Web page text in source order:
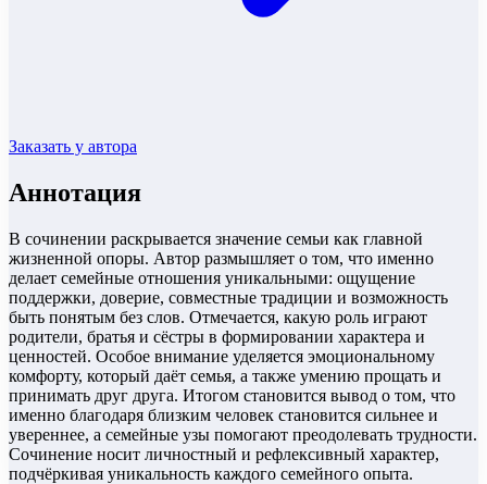
Заказать у автора
Аннотация
В сочинении раскрывается значение семьи как главной
жизненной опоры. Автор размышляет о том, что именно
делает семейные отношения уникальными: ощущение
поддержки, доверие, совместные традиции и возможность
быть понятым без слов. Отмечается, какую роль играют
родители, братья и сёстры в формировании характера и
ценностей. Особое внимание уделяется эмоциональному
комфорту, который даёт семья, а также умению прощать и
принимать друг друга. Итогом становится вывод о том, что
именно благодаря близким человек становится сильнее и
увереннее, а семейные узы помогают преодолевать трудности.
Сочинение носит личностный и рефлексивный характер,
подчёркивая уникальность каждого семейного опыта.